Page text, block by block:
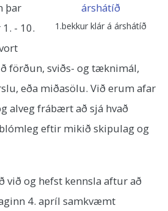
1.bekkur klár á árshátíð
þar
- 10.
förðun, sviðs- og tæknimál,
eða miðasölu. Við erum afar
alveg frábært að sjá hvað
eftir mikið skipulag og
við og hefst kennsla aftur að
4. apríl samkvæmt